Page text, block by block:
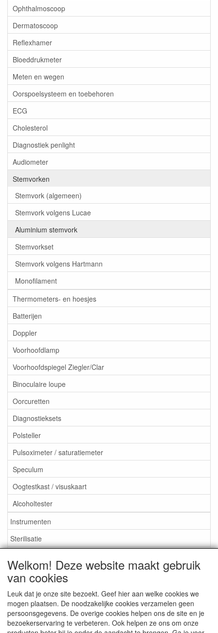
Ophthalmoscoop
Dermatoscoop
Reflexhamer
Bloeddrukmeter
Meten en wegen
Oorspoelsysteem en toebehoren
ECG
Cholesterol
Diagnostiek penlight
Audiometer
Stemvorken
Stemvork (algemeen)
Stemvork volgens Lucae
Aluminium stemvork
Stemvorkset
Stemvork volgens Hartmann
Monofilament
Thermometers- en hoesjes
Batterijen
Doppler
Voorhoofdlamp
Voorhoofdspiegel Ziegler/Clar
Binoculaire loupe
Oorcuretten
Diagnostieksets
Polsteller
Pulsoximeter / saturatiemeter
Speculum
Oogtestkast / visuskaart
Alcoholtester
Instrumenten
Sterilisatie
Aktieartikelen
Medisan Trading te Alblasserdam. Alle genoemde prijzen zijn
Welkom! Deze website maakt gebruik
van cookies
Leuk dat je onze site bezoekt. Geef hier aan welke cookies we
mogen plaatsen. De noodzakelijke cookies verzamelen geen
persoonsgegevens. De overige cookies helpen ons de site en je
bezoekerservaring te verbeteren. Ook helpen ze ons om onze